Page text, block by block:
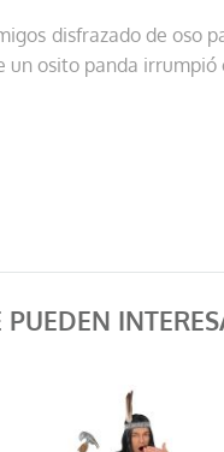
disfrazado de oso
osito panda